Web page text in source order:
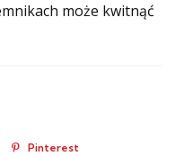
może kwitnąć
Pinterest